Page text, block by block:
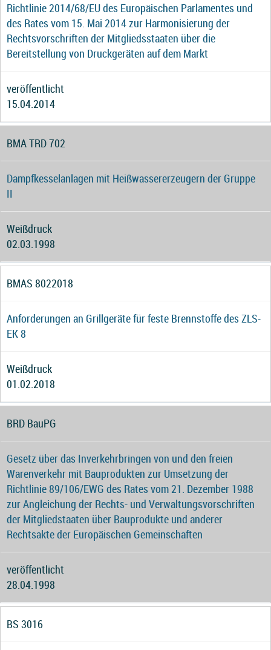
Richtlinie 2014/68/EU des Europäischen Parlamentes und
des Rates vom 15. Mai 2014 zur Harmonisierung der
Rechtsvorschriften der Mitgliedsstaaten über die
Bereitstellung von Druckgeräten auf dem Markt
veröffentlicht
15.04.2014
BMA TRD 702
Dampfkesselanlagen mit Heißwassererzeugern der Gruppe
II
Weißdruck
02.03.1998
BMAS 8022018
Anforderungen an Grillgeräte für feste Brennstoffe des ZLS-
EK 8
Weißdruck
01.02.2018
BRD BauPG
Gesetz über das Inverkehrbringen von und den freien
Warenverkehr mit Bauprodukten zur Umsetzung der
Richtlinie 89/106/EWG des Rates vom 21. Dezember 1988
zur Angleichung der Rechts- und Verwaltungsvorschriften
der Mitgliedstaaten über Bauprodukte und anderer
Rechtsakte der Europäischen Gemeinschaften
veröffentlicht
28.04.1998
BS 3016